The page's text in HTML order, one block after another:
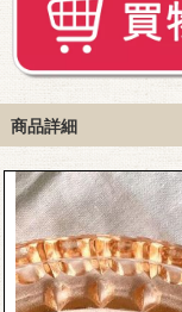
商品詳細